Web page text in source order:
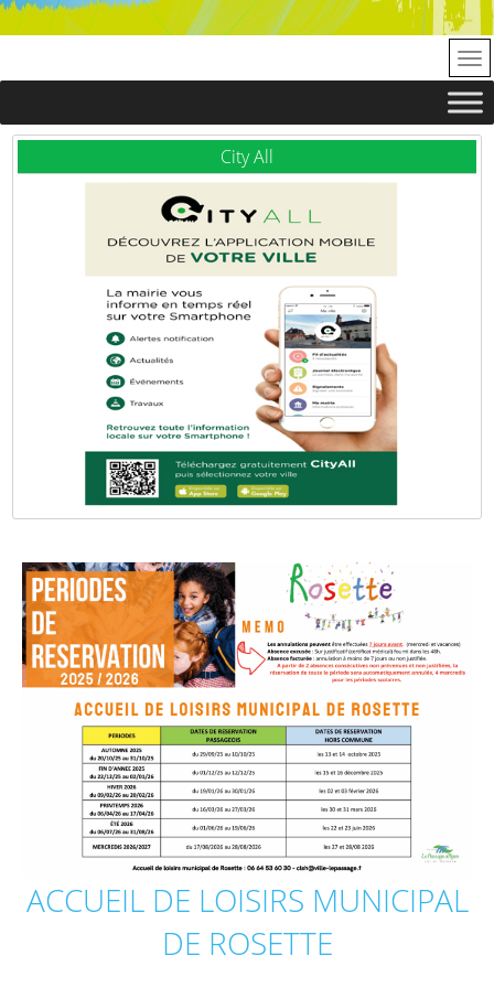
City All
ACCUEIL DE LOISIRS MUNICIPAL
DE ROSETTE